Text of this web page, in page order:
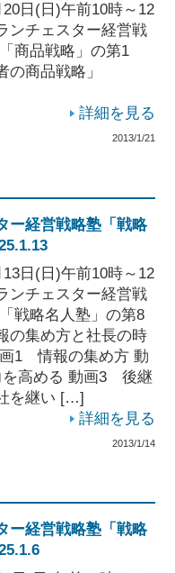
日(日)午前10時～12
チェスター経営戦
商品戦略」の第1
の商品戦略」
詳細を見る
2013/1/21
ー経営戦略塾「戦略
日(日)午前10時～12
チェスター経営戦
戦略名人塾」の第8
集め方と社長の時
1 情報の集め方 動
高める 動画3 後継
を継い […]
詳細を見る
2013/1/14
ー経営戦略塾「戦略